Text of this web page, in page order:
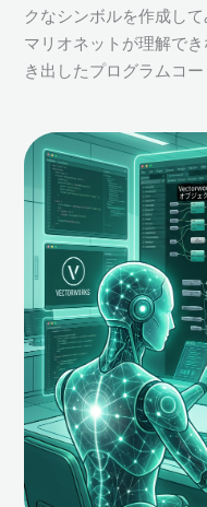
クなシンボルを作成し
マリオネットが理解で
き出したプログラムコ